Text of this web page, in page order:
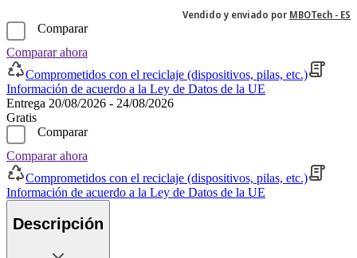
Vendido y enviado por MBOTech - ES
Comparar
Comparar ahora
Comprometidos con el reciclaje (dispositivos, pilas, etc.)
Información de acuerdo a la Ley de Datos de la UE
Entrega 20/08/2026 - 24/08/2026
Gratis
Comparar
Comparar ahora
Comprometidos con el reciclaje (dispositivos, pilas, etc.)
Información de acuerdo a la Ley de Datos de la UE
Descripción